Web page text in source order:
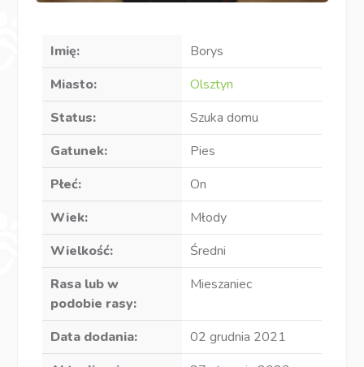
Imię:
Borys
Miasto:
Olsztyn
Status:
Szuka domu
Gatunek:
Pies
Płeć:
On
Wiek:
Młody
Wielkość:
Średni
Rasa lub w
podobie rasy:
Mieszaniec
Data dodania:
02 grudnia 2021